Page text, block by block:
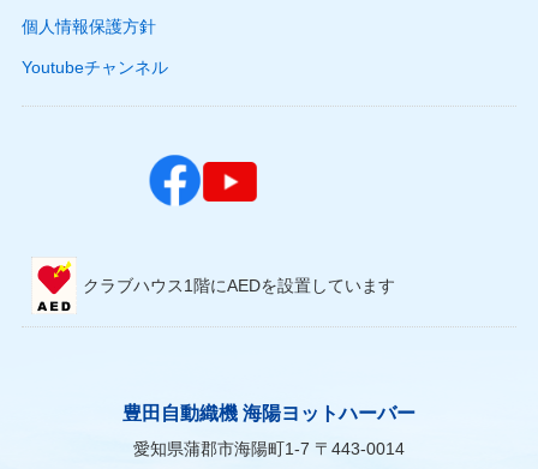
個人情報保護方針
Youtubeチャンネル
クラブハウス1階にAEDを設置しています
豊田自動織機 海陽ヨットハーバー
愛知県蒲郡市海陽町1-7 〒443-0014